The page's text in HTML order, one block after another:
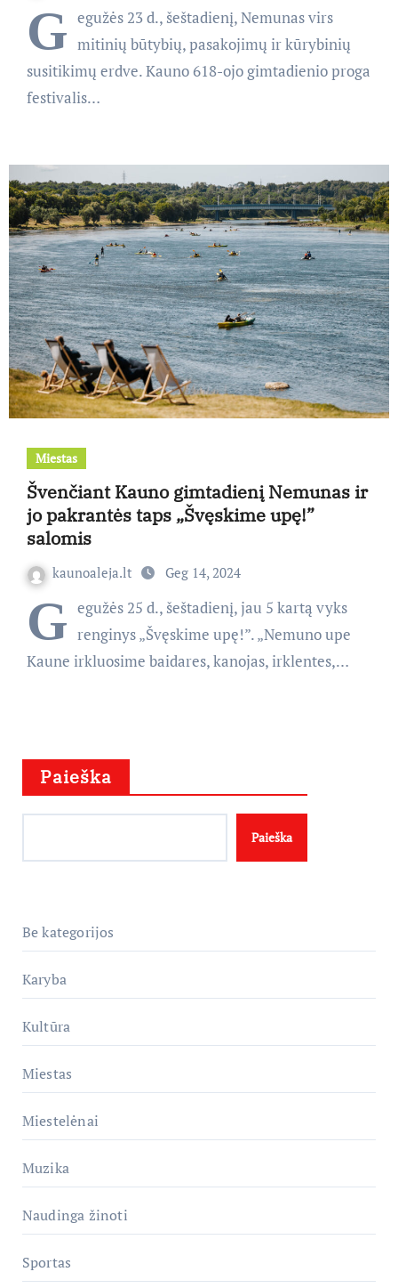
G egužės 23 d., šeštadienį, Nemunas virs
mitinių būtybių, pasakojimų ir kūrybinių
susitikimų erdve. Kauno 618-ojo gimtadienio proga
festivalis…
Miestas
Švenčiant Kauno gimtadienį Nemunas ir
jo pakrantės taps „Švęskime upę!”
salomis
kaunoaleja.lt Geg 14, 2024
G egužės 25 d., šeštadienį, jau 5 kartą vyks
renginys „Švęskime upę!”. „Nemuno upe
Kaune irkluosime baidares, kanojas, irklentes,…
Paieška
Paieška
Be kategorijos
Karyba
Kultūra
Miestas
Miestelėnai
Muzika
Naudinga žinoti
Sportas